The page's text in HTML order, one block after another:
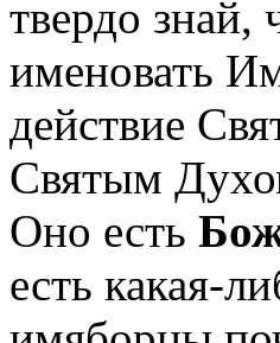
твердо знай,
именовать
действие
Святым
Оно есть
есть какая-